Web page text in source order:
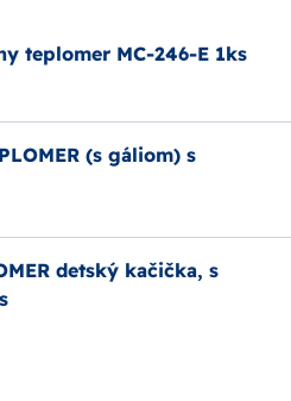
teplomer MC-246-E 1ks
(s gáliom) s
detský kačička, s